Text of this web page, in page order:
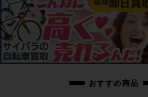
おすすめ商品